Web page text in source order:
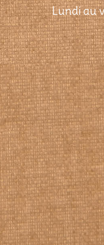
Lundi au